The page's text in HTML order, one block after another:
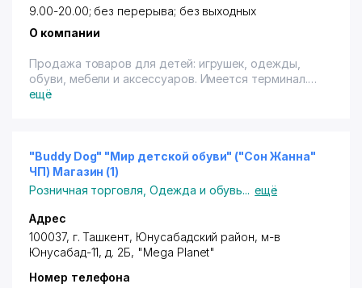
9.00-20.00; без перерыва; без выходных
О компании
Продажа товаров для детей: игрушек, одежды,
обуви, мебели и аксессуаров. Имеется терминал.
ещё
"Buddy Dog" "Мир детской обуви" ("Сон Жанна"
ЧП) Магазин (1)
Розничная торговля ,Одежда и обувь... ещё
Адрес
100037, г. Ташкент, Юнусабадский район, м-в
Юнусабад-11, д. 2Б, "Mega Planet"
Номер телефона